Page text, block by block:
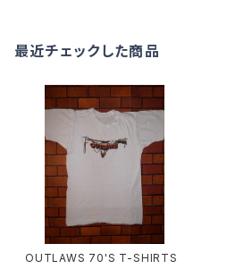
最近チェックした商品
OUTLAWS 70'S T-SHIRTS